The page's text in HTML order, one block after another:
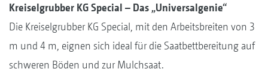
Kreiselgrubber KG Special – Das „Universalgenie“
Die Kreiselgrubber KG Special, mit den Arbeitsbreiten von 3
m und 4 m, eignen sich ideal für die Saatbettbereitung auf
schweren Böden und zur Mulchsaat.